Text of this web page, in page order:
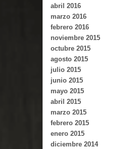
abril 2016
marzo 2016
febrero 2016
noviembre 2015
octubre 2015
agosto 2015
julio 2015
junio 2015
mayo 2015
abril 2015
marzo 2015
febrero 2015
enero 2015
diciembre 2014